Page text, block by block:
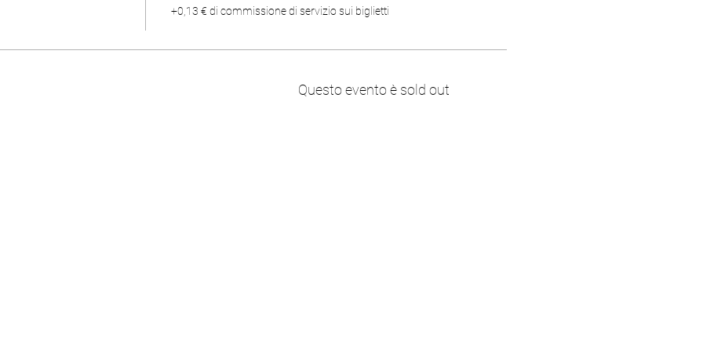
+0,13 € di commissione di servizio sui biglietti
Questo evento è sold out